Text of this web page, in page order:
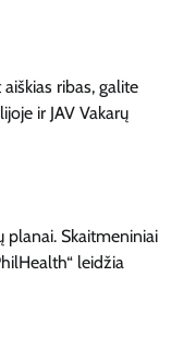
ribas, galite
ir JAV Vakarų
planai. Skaitmeniniai
leidžia